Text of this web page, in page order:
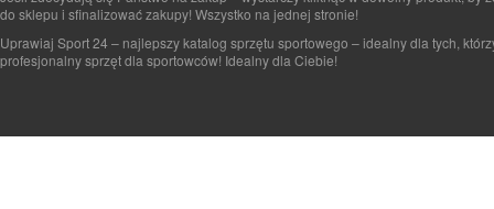
do sklepu i sfinalizować zakupy! Wszystko na jednej stronie!
Uprawiaj Sport 24 – najlepszy katalog sprzętu sportowego – idealny dla tych,
profesjonalny sprzęt dla sportowców! Idealny dla Ciebie!